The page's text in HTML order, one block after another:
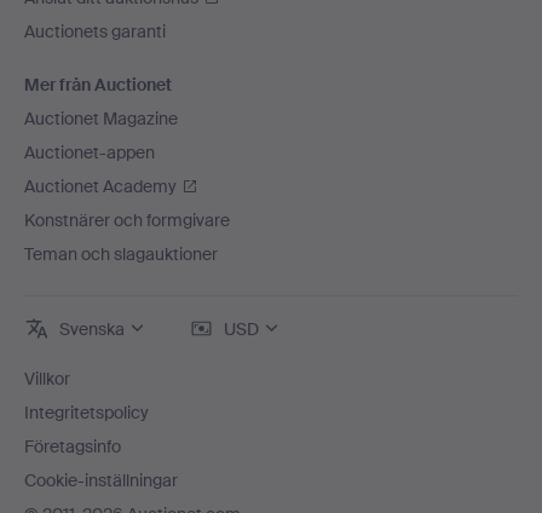
Auctionets garanti
Mer från Auctionet
Auctionet Magazine
Auctionet-appen
Auctionet Academy
Konstnärer och formgivare
Teman och slagauktioner
Svenska USD
Villkor
Integritetspolicy
Företagsinfo
Cookie-inställningar